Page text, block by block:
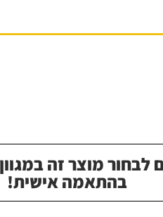
מוצר זה
בהתאמה אישית!